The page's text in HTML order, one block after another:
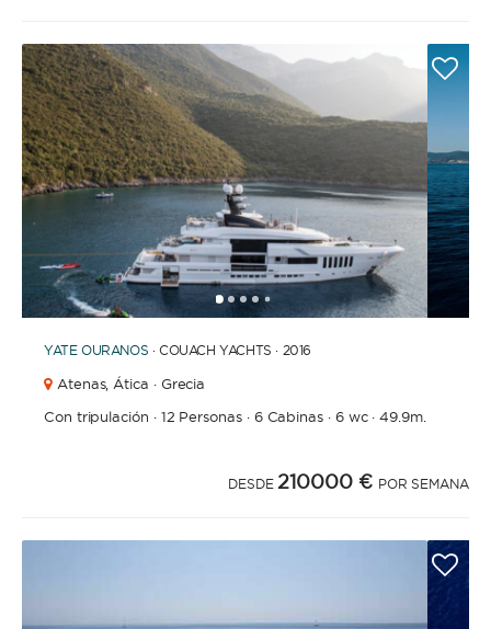
12345 8 9101112131415161718
YATE OURANOS · COUACH YACHTS · 2016
Atenas, Ática · Grecia
Con tripulación · 12 Personas· 6 Cabinas · 6 wc·49.9m.
DESDE 210000 € POR SEMANA